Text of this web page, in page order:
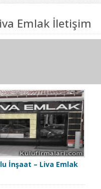
Emlak İletişim
İnşaat – Liva Emlak